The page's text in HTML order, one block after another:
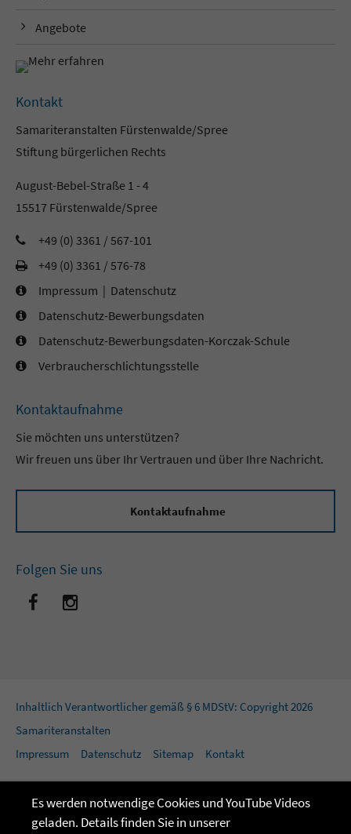
Angebote
Kontakt
Samariteranstalten Fürstenwalde/Spree
Stiftung bürgerlichen Rechts
August-Bebel-Straße 1 - 4
15517 Fürstenwalde/Spree
+49 (0) 3361 / 567-101
+49 (0) 3361 / 576-78
Impressum | Datenschutz
Datenschutz-Bewerbungsdaten
Datenschutz-Bewerbungsdaten-Korczak-Schule
Verbraucherschlichtungsstelle
Kontaktaufnahme
Sie möchten uns unterstützen?
Wir freuen uns über Ihr Vertrauen und über Ihre Nachricht.
Kontaktaufnahme
Folgen Sie uns
Inhaltlich Verantwortlicher gemäß § 6 MDStV: Copyright 2026
Samariteranstalten
Impressum
Datenschutz Sitemap Kontakt
Es werden notwendige Cookies und YouTube Videos
geladen. Details finden Sie in unserer